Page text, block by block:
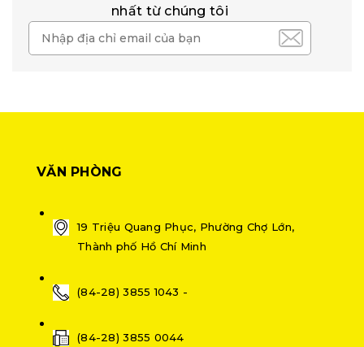
nhất từ chúng tôi
VĂN PHÒNG
19 Triệu Quang Phục, Phường Chợ Lớn,
Thành phố Hồ Chí Minh
(84-28) 3855 1043 -
(84-28) 3855 0044